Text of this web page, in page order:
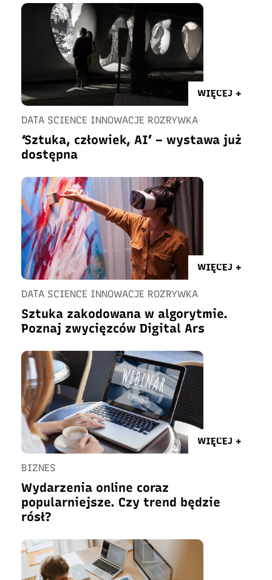
WIĘCEJ +
DATA SCIENCE INNOWACJE ROZRYWKA
‘Sztuka, człowiek, AI’ – wystawa już
dostępna
WIĘCEJ +
DATA SCIENCE INNOWACJE ROZRYWKA
Sztuka zakodowana w algorytmie.
Poznaj zwycięzców Digital Ars
WIĘCEJ +
BIZNES
Wydarzenia online coraz
popularniejsze. Czy trend będzie
rósł?